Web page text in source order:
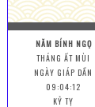
NĂM BÍNH NGỌ
THÁNG ẤT MÙI
NGÀY GIÁP DẦN
09:04:14
KỶ TỴ